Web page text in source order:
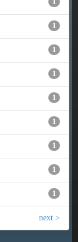
1
1
1
1
1
1
1
1
1
next >